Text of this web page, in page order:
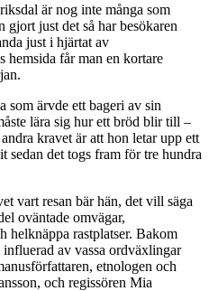
är nog inte många som
gjort just det så har besökaren
just i hjärtat av
hemsida får man en kortare
ärvde ett bageri av sin
lära sig hur ett bröd blir till –
kravet är att hon letar upp ett
sedan det togs fram för tre hundra
vart resan bär hän, det vill säga
oväntade omvägar,
helknäppa rastplatser. Bakom
av vassa ordväxlingar
etnologen och
och regissören Mia